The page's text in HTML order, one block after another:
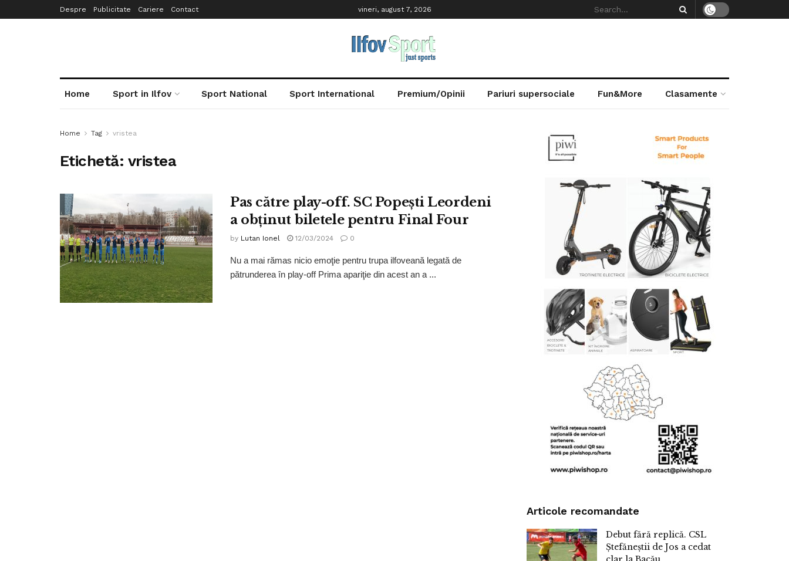
Despre Publicitate Cariere Contact vineri, august 7, 2026
Home Sport in Ilfov Sport National Sport International Premium/Opinii Pariuri supersociale Fun&More Clasamente
Home Tag vristea
Etichetă: vristea
Pas către play-off. SC Popeşti Leordeni
a obţinut biletele pentru Final Four
by Lutan Ionel 12/03/2024 0
Nu a mai rămas nicio emoţie pentru trupa ilfoveană legată de
pătrunderea în play-off Prima apariţie din acest an a ...
Articole recomandate
Debut fără replică. CSL
Ștefăneștii de Jos a cedat